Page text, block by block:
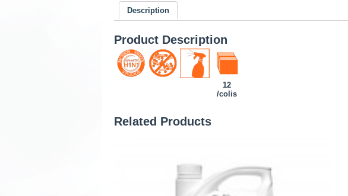
Description
Product Description
12
/colis
Related Products